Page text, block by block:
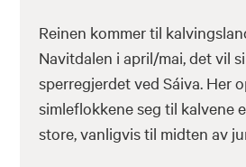
Reinen kommer til
Navitdalen i april/mai, det vil
sperregjerdet ved Sáiva. Her
simleflokkene seg til kalvene
store, vanligvis til midten av